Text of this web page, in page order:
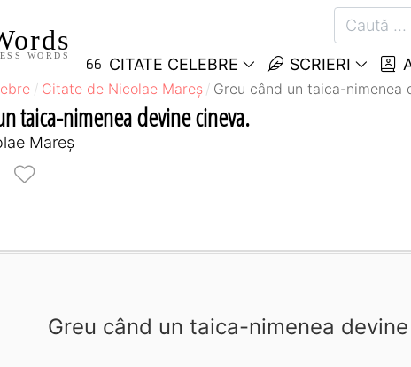
WORDS CITATE CELEBRE SCRIERI
Citate de Nicolae Mareș Greu când un taica-nimenea
taica-nimenea devine cineva.
Mareș
Greu când un taica-nimenea